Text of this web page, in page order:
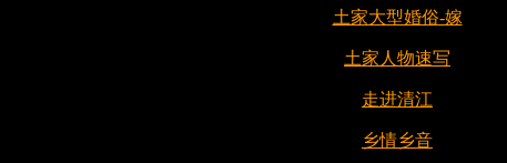
土家大型婚俗-嫁
土家人物速写
走进清江
乡情乡音